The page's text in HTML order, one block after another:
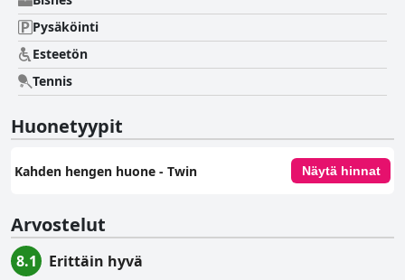
Pysäköinti
Esteetön
Tennis
Huonetyypit
Kahden hengen huone - Twin Näytä hinnat
Arvostelut
8.1 Erittäin hyvä